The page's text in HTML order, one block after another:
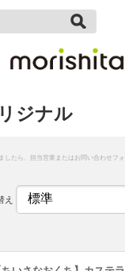
ジナル
え